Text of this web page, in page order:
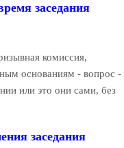
заседания
комиссия,
основаниям - вопрос -
или это они сами, без
заседания